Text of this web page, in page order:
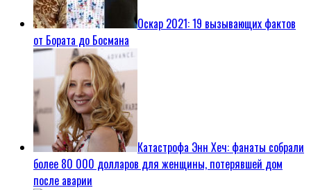
Оскар 2021: 19 вызывающих фактов
от Бората до Босмана
Катастрофа Энн Хеч: фанаты собрали
более 80 000 долларов для женщины, потерявшей дом
после аварии